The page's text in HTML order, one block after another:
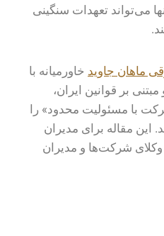
می‌تواند تعهدات سنگینی
ماهان جاوید خاورمیانه با
بر قوانین ایران،
با مسئولیت محدود» را
مقاله برای مدیران
شرکت‌ها و مدیران